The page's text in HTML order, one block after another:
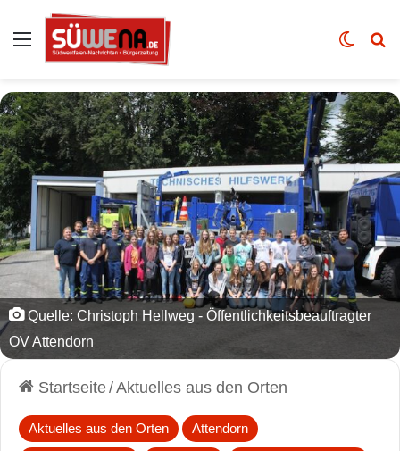
Auswahl Skin
Quelle: Christoph Hellweg - Öffentlichkeitsbeauftragter
OV Attendorn
Startseite/Aktuelles aus den Orten
Aktuelles aus den Orten Attendorn